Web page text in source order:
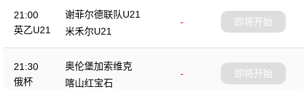
21:00
英乙U21
谢菲尔德联队U21
-
米禾尔U21
即将开始
21:30
俄杯
奥伦堡加索维克
-
喀山红宝石
即将开始